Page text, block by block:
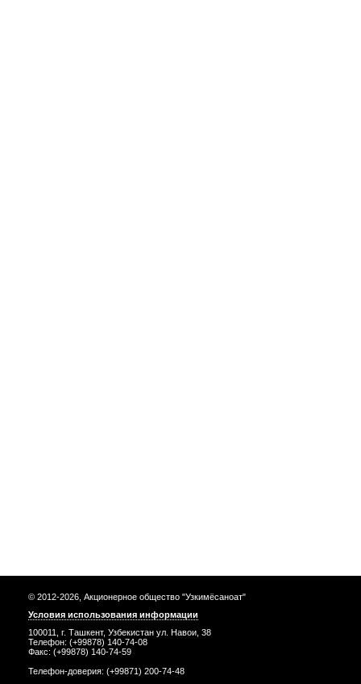
© 2012-2026, Акционерное общество "Узкимёсаноат"
Условия использования информации
100011, г. Ташкент, Узбекистан ул. Навои, 38
Телефон: (+99878) 140-74-08
Факс: (+99878) 140-74-59
Телефон-доверия: (+99871) 200-74-48